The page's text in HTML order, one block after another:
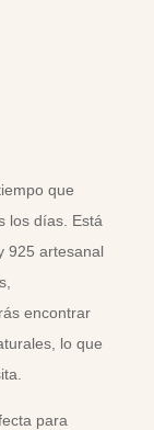
que
los días. Está
925 artesanal
encontrar
lo que
para